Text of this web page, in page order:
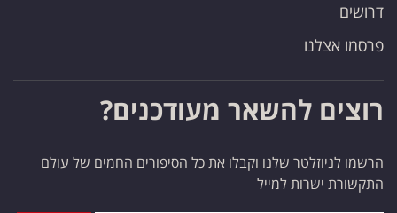
דרושים
פרסמו אצלנו
רוצים להשאר מעודכנים?
הרשמו לניוזלטר שלנו וקבלו את כל הסיפורים החמים של עולם
התקשורת ישרות למייל